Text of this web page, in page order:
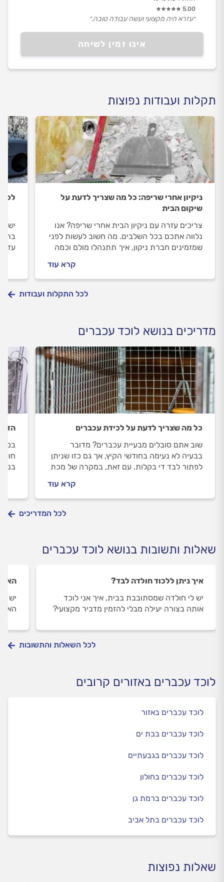
אינו זמין לשיחה
5.00
״עזרא היה מקצועי ועשה עבודה טובה.״
תקלות ועבודות נפוצות
ניקיון אחרי שריפה: כל מה שצריך לדעת על
שיקום הבית
צריכים עזרה עם ניקיון הבית אחרי שריפה? אנו
נלווה אתכם בכל השלבים. מה חשוב לעשות לפני
שמזמינים חברת ניקון, איך תתנהלו מולם וכמה
קרא עוד
יש
עד
לכל התקלות ועבודות
מדריכים בנושא לוכד עכברים
כל מה שצריך לדעת על לכידת עכברים
שוב אתם סובלים מבעיית עכברים? מדובר
בבעיה לא נעימה בחודשי הקיץ, אך גם כזו שניתן
לפתור לבד די בקלות. עם זאת, במקרה של מכת
התופעה. קבלו מדריך מלא ומפורט שיעזור לכם
להיפטר מהמכרסם
קרא עוד
לכל המדריכים
שאלות ותשובות בנושא לוכד עכברים
איך ניתן ללכוד חולדה לבד?
יש לי חולדה שמסתובבת בבית, איך אני לוכד
אותה בצורה יעילה מבלי להזמין מדביר מקצועי?
האם
יש
האם
לכל השאלות והתשובות
לוכד עכברים באזורים קרובים
לוכד עכברים באזור
לוכד עכברים בבת ים
לוכד עכברים בגבעתיים
לוכד עכברים בחולון
לוכד עכברים ברמת גן
לוכד עכברים בתל אביב
שאלות נפוצות